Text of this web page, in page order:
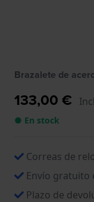
Brazalete de
133,00 €
● En stock
Correas de
Envío gratuito
Plazo de